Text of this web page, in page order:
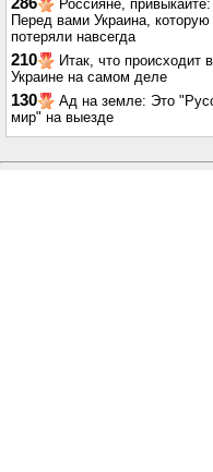
Россияне, привыкайте:
Перед вами Украина,
потеряли навсегда
210
Итак, что происходит в
Украине на самом деле
130
Ад на земле: Это
мир" на выезде